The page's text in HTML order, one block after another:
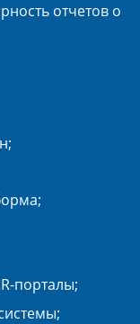
отчетов о
порталы;